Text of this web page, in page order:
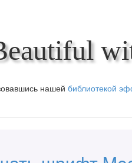
нашей библиотекой